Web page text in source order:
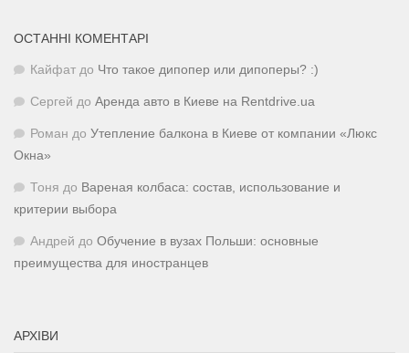
ОСТАННІ КОМЕНТАРІ
Кайфат до Что такое дипопер или дипоперы? :)
Сергей до Аренда авто в Киеве на Rentdrive.ua
Роман до Утепление балкона в Киеве от компании «Люкс
Окна»
Тоня до Вареная колбаса: состав, использование и
критерии выбора
Андрей до Обучение в вузах Польши: основные
преимущества для иностранцев
АРХІВИ